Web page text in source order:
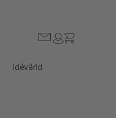
Idévärld